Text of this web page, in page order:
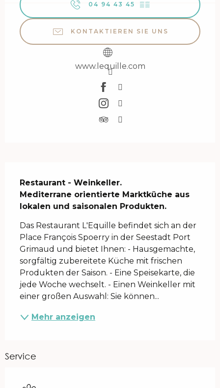
04 94 43 45 ▒▒
KONTAKTIEREN SIE UNS
www.lequille.com
Restaurant - Weinkeller.
Mediterrane orientierte Marktküche aus
lokalen und saisonalen Produkten.
Das Restaurant L'Equille befindet sich an der
Place François Spoerry in der Seestadt Port
Grimaud und bietet Ihnen: - Hausgemachte,
sorgfältig zubereitete Küche mit frischen
Produkten der Saison. - Eine Speisekarte, die
jede Woche wechselt. - Einen Weinkeller mit
einer großen Auswahl: Sie können...
Mehr anzeigen
Service